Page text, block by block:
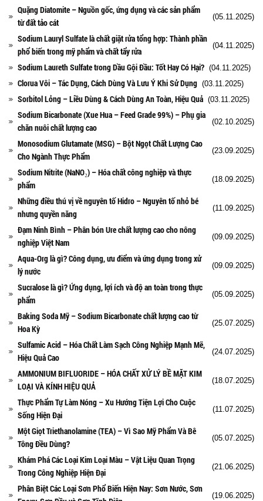
Quặng Diatomite – Nguồn gốc, ứng dụng và các sản phẩm
từ đất tảo cát
(05.11.2025)
Sodium Lauryl Sulfate là chất giặt rửa tổng hợp: Thành phần
phổ biến trong mỹ phẩm và chất tẩy rửa
(04.11.2025)
Sodium Laureth Sulfate trong Dầu Gội Đầu: Tốt Hay Có Hại? (04.11.2025)
Clorua Vôi – Tác Dụng, Cách Dùng Và Lưu Ý Khi Sử Dụng (03.11.2025)
Sorbitol Lỏng – Liều Dùng & Cách Dùng An Toàn, Hiệu Quả (03.11.2025)
Sodium Bicarbonate (Xue Hua – Feed Grade 99%) – Phụ gia
chăn nuôi chất lượng cao
(02.10.2025)
Monosodium Glutamate (MSG) – Bột Ngọt Chất Lượng Cao
Cho Ngành Thực Phẩm
(23.09.2025)
Sodium Nitrite (NaNO₂) – Hóa chất công nghiệp và thực
phẩm
(18.09.2025)
Những điều thú vị về nguyên tố Hidro – Nguyên tố nhỏ bé
nhưng quyền năng
(11.09.2025)
Đạm Ninh Bình – Phân bón Ure chất lượng cao cho nông
nghiệp Việt Nam
(09.09.2025)
Aqua-Org là gì? Công dụng, ưu điểm và ứng dụng trong xử
lý nước
(09.09.2025)
Sucralose là gì? Ứng dụng, lợi ích và độ an toàn trong thực
phẩm
(05.09.2025)
Baking Soda Mỹ – Sodium Bicarbonate chất lượng cao từ
Hoa Kỳ
(25.07.2025)
Sulfamic Acid – Hóa Chất Làm Sạch Công Nghiệp Mạnh Mẽ,
Hiệu Quả Cao
(24.07.2025)
AMMONIUM BIFLUORIDE – HÓA CHẤT XỬ LÝ BỀ MẶT KIM
LOẠI VÀ KÍNH HIỆU QUẢ
(18.07.2025)
Thực Phẩm Tự Làm Nóng – Xu Hướng Tiện Lợi Cho Cuộc
Sống Hiện Đại
(11.07.2025)
Một Giọt Triethanolamine (TEA) – Vì Sao Mỹ Phẩm Và Bê
Tông Đều Dùng?
(05.07.2025)
Khám Phá Các Loại Kim Loại Màu – Vật Liệu Quan Trọng
Trong Công Nghiệp Hiện Đại
(21.06.2025)
Phân Biệt Các Loại Sơn Phổ Biến Hiện Nay: Sơn Nước, Sơn
(19.06.2025)